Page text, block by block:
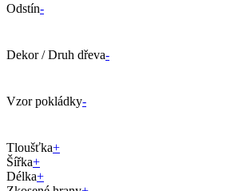
Odstín-
Dekor / Druh dřeva-
Vzor pokládky-
Tloušťka+
Šířka+
Délka+